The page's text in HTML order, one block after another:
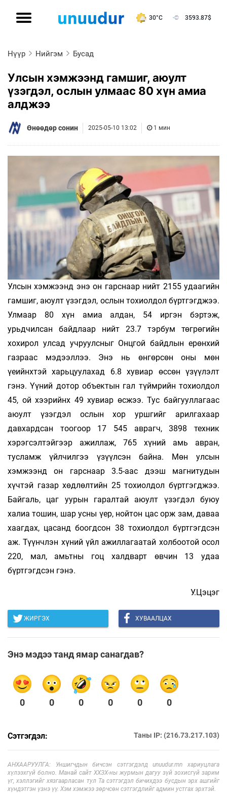
30°C 3593.87$
Нүүр Нийгэм Бусад
Улсын хэмжээнд гамшиг, аюулт
үзэгдэл, ослын улмаас 80 хүн амиа
алджээ
Өнөөдөр сонин 2025-05-10 13:02 1 мин
Улсын хэмжээнд энэ он гарснаар нийт 2155 удаагийн
гамшиг, аюулт үзэгдэл, ослын тохиолдол бүртгэгджээ.
Улмаар 80 хүн амиа алдан, 54 иргэн бэртэж,
урьдчилсан байдлаар нийт 23.7 тэрбум төгрөгийн
хохирол улсад учруулсныг Онцгой байдлын ерөнхий
газраас мэдээллээ. Энэ нь өнгөрсөн оны мөн
үеийнхтэй харьцуулахад 6.8 хувиар өссөн үзүүлэлт
гэнэ. Үүний дотор объектын гал түймрийн тохиолдол
45, ой хээрийнх 49 хувиар өсжээ. Тус байгууллагаас
аюулт үзэгдэл ослын хор уршгийг арилгахаар
давхардсан тоогоор 17 545 аврагч, 3898 техник
хэрэгсэлтэйгээр ажиллаж, 765 хүний амь авран,
тусламж үйлчилгээ үзүүлсэн байна. Мөн улсын
хэмжээнд он гарснаар 3.5-аас дээш магнитудын
хүчтэй газар хөдлөлтийн 25 тохиолдол бүртгэгджээ.
Байгаль, цаг уурын гаралтай аюулт үзэгдэл буюу
халиа тошин, шар усны үер, нойтон цас орж зам, даваа
хаагдах, цасанд боогдсон 38 тохиолдол бүртгэгдсэн
аж. Түүнчлэн хүний үйл ажиллагаатай холбоотой осол
220, мал, амьтны гоц халдварт өвчин 13 удаа
бүртгэгдсэн гэнэ.
У.Цэцэг
ЖИРГЭХ ХУВААЛЦАХ
Энэ мэдээ танд ямар санагдав?
0 0 0 0 0 0
Сэтгэгдэл: Таны IP: (216.73.217.103)
АНХААРУУЛГА: Уншигчдын бичсэн сэтгэгдэлд unuudur.mn хариуцлага
хүлээхгүй болно. Манай сайт ХХЗХ-ны журмын дагуу зүй зохисгүй зарим
үг, хэллэгийг хязгаарласан тул Та сэтгэгдэл бичихдээ бусдын эрх ашгийг
хүндэтгэн үзнэ үү. Хэм хэмжээ зөрчсөн сэтгэгдлийг админ устгах эрхтэй.